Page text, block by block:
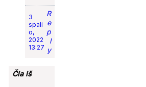
3
spali
o,
2022
13:27
R
e
p
l
y
Čia iš